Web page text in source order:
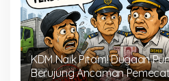
KDM Naik Pitam! Dugaan
Berujung Ancaman